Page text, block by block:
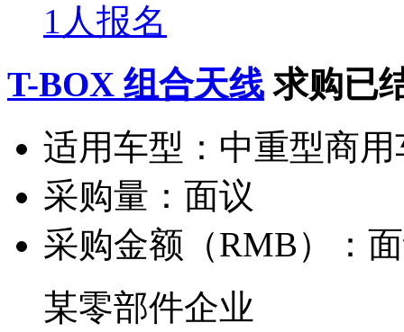
1人报名
T-BOX 组合天线 求购已
适用车型： 中重型商
采购量： 面议
采购金额（RMB）：
某零部件企业